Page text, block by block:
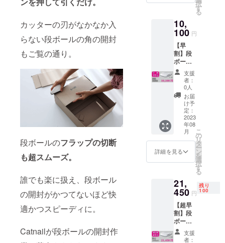
カッターの刃がなかなか入
らない段ボールの角の開封
もご覧の通り。
段ボールのフラップの切断
も超スムーズ。
誰でも楽に扱え、段ボール
の開封がかつてないほど快
適かつスピーディに。
Catnailが段ボールの開封作
ト内
本体4個
・スト
ラップ4
個 ・替
え刃8個
択
す
る
10,
100 円
【早
割】段
ボール
カッ
ター
Catnail
×4個
【一般
販売予
定価格
15,600
円の
35％OF
F】
【セッ
ト内
本体4個
・スト
ラップ4
個 ・替
え刃8個
支援
者：
0人
お届
け予
定：
2023
年08
月
詳細を見る
こ
の
リ
タ
ー
ン
を
選
択
す
る
21,
450 円
残り
100
【超早
割】段
ボール
カッ
ター支援
者：